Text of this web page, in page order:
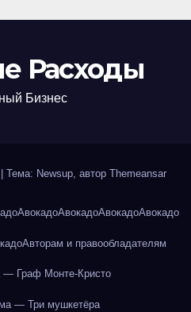
Расходы
Бизнес
Тема: Newsup, автор Themeansar
АвокадоАвокадоАвокадоАвокадо
Авторам и правообладателям
Граф Монте-Кристо
— Три мушкетёра